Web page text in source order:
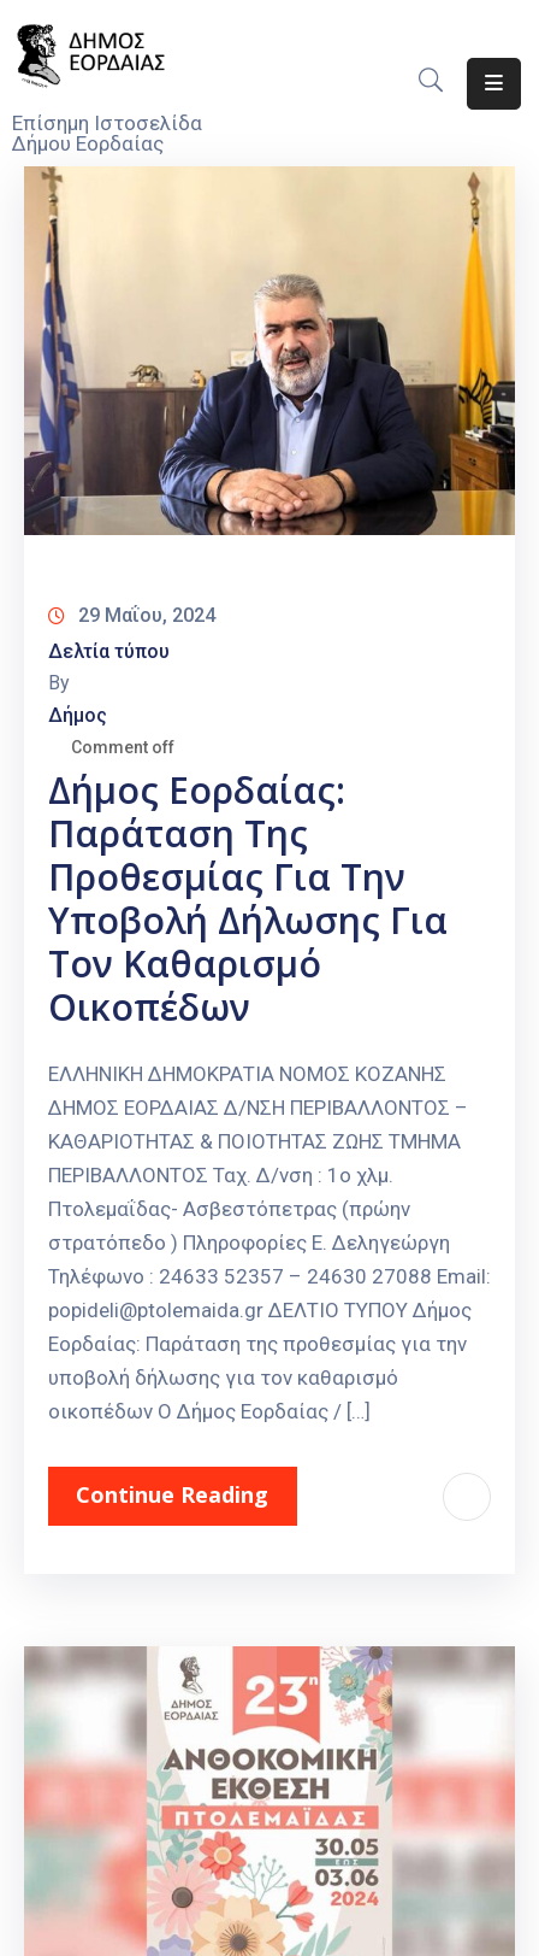
Επίσημη Ιστοσελίδα
Δήμου Εορδαίας
Ο
Δήμος
Νέα
Υπηρεσίες
Του
Δήμου
Προσκλήσεις
Αποφάσεις
Τηλέφωνα
29 Μαΐου, 2024
Δελτία τύπου
By
Δήμος
Comment off
Δήμος Εορδαίας:
Παράταση Της
Προθεσμίας Για Την
Υποβολή Δήλωσης Για
Τον Καθαρισμό
Οικοπέδων
ΕΛΛΗΝΙΚΗ ΔΗΜΟΚΡΑΤΙΑ ΝΟΜΟΣ ΚΟΖΑΝΗΣ
ΔΗΜΟΣ ΕΟΡΔΑΙΑΣ Δ/ΝΣΗ ΠΕΡΙΒΑΛΛΟΝΤΟΣ –
ΚΑΘΑΡΙΟΤΗΤΑΣ & ΠΟΙΟΤΗΤΑΣ ΖΩΗΣ ΤΜΗΜΑ
ΠΕΡΙΒΑΛΛΟΝΤΟΣ Ταχ. Δ/νση : 1ο χλμ.
Πτολεμαΐδας- Ασβεστόπετρας (πρώην
στρατόπεδο ) Πληροφορίες Ε. Δεληγεώργη
Τηλέφωνο : 24633 52357 – 24630 27088 Email:
popideli@ptolemaida.gr ΔΕΛΤΙΟ ΤΥΠΟΥ Δήμος
Εορδαίας: Παράταση της προθεσμίας για την
υποβολή δήλωσης για τον καθαρισμό
οικοπέδων Ο Δήμος Εορδαίας / […]
Continue Reading